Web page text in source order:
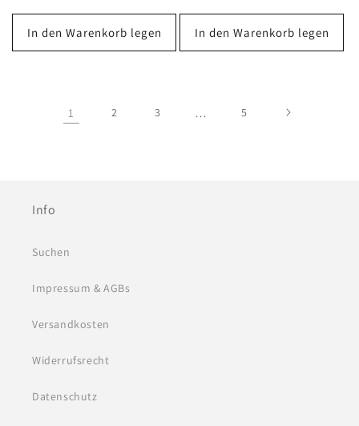
In den Warenkorb legen
Preis
In den Warenkorb legen
1 2 3 … 5
Info
Suchen
Impressum & AGBs
Versandkosten
Widerrufsrecht
Datenschutz